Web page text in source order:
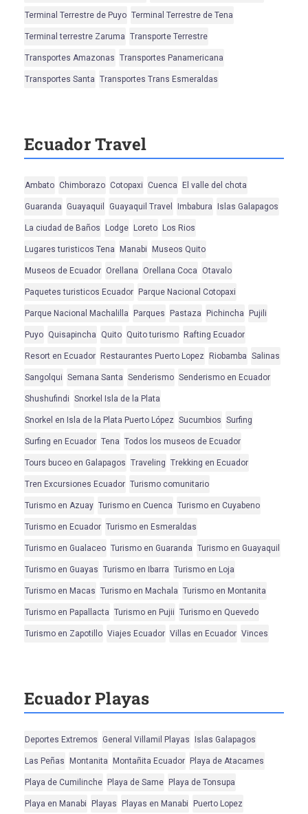
Terminal Terrestre de Puyo Terminal Terrestre de Tena
Terminal terrestre Zaruma Transporte Terrestre
Transportes Amazonas Transportes Panamericana
Transportes Santa Transportes Trans Esmeraldas
Ecuador Travel
Ambato Chimborazo Cotopaxi Cuenca El valle del chota
Guaranda Guayaquil Guayaquil Travel Imbabura Islas Galapagos
La ciudad de Baños Lodge Loreto Los Rios
Lugares turisticos Tena Manabi Museos Quito
Museos de Ecuador Orellana Orellana Coca Otavalo
Paquetes turisticos Ecuador Parque Nacional Cotopaxi
Parque Nacional Machalilla Parques Pastaza Pichincha Pujili
Puyo Quisapincha Quito Quito turismo Rafting Ecuador
Resort en Ecuador Restaurantes Puerto Lopez Riobamba Salinas
Sangolqui Semana Santa Senderismo Senderismo en Ecuador
Shushufindi Snorkel Isla de la Plata
Snorkel en Isla de la Plata Puerto López Sucumbios Surfing
Surfing en Ecuador Tena Todos los museos de Ecuador
Tours buceo en Galapagos Traveling Trekking en Ecuador
Tren Excursiones Ecuador Turismo comunitario
Turismo en Azuay Turismo en Cuenca Turismo en Cuyabeno
Turismo en Ecuador Turismo en Esmeraldas
Turismo en Gualaceo Turismo en Guaranda Turismo en Guayaquil
Turismo en Guayas Turismo en Ibarra Turismo en Loja
Turismo en Macas Turismo en Machala Turismo en Montanita
Turismo en Papallacta Turismo en Pujii Turismo en Quevedo
Turismo en Zapotillo Viajes Ecuador Villas en Ecuador Vinces
Ecuador Playas
Deportes Extremos General Villamil Playas Islas Galapagos
Las Peñas Montanita Montañita Ecuador Playa de Atacames
Playa de Cumilinche Playa de Same Playa de Tonsupa
Playa en Manabi Playas Playas en Manabi Puerto Lopez